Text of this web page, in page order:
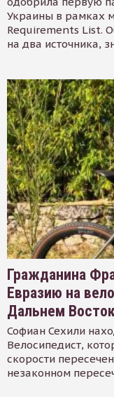
Украины в рамках
Requirements List.
на два источника,
Гражданина
Евразию на
Дальнем
Софиан Сехили
Велосипедист,
скорости
незаконном